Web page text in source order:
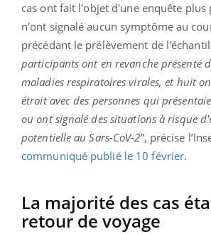
cas ont fait l'objet d'une enquête plus
n'ont signalé aucun symptôme au
précédant le prélèvement de
participants ont en revanche présenté
maladies respiratoires virales, et huit
étroit avec des personnes qui
ou ont signalé des situations à risque
potentielle au Sars-CoV-2”, précise
communiqué publié le 10 février.
La majorité des cas
retour de voyage